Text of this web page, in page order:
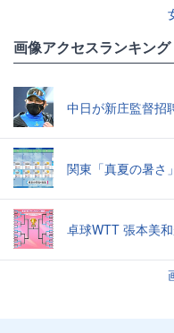
画像アクセスランキング
中日が新庄監督招
関東「真夏の暑さ
卓球WTT 張本美